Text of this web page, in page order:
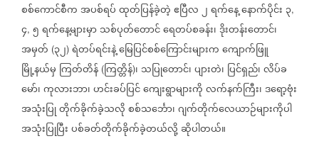
စစ်ကောင်စီကအပစ်ရပ်ထုတ်ပြန်ခဲ့တဲ့ဧပြီလ၂ရက်နေ့နောက်ပိုင်း ၃,
၄, ၅ရက်နေ့များမှာသစ်ပုတ်တောင်ရေတပ်စခန်း၊ဒိုးတန်းတောင်၊
အမှတ် (၃၂) ရဲတပ်ရင်းနဲ့မြေပြင်စစ်ကြောင်းများကကျောက်ဖြူ
မြို့နယ်မှ ကြတ်တိန် (ကြတ္တိန်)၊ သပြုတောင်၊ပျားတဲ၊ ပြင်ရှည်၊လိပ်ခ
မော်၊ကုလားဘာ၊ဟင်းခပ်ပြင်ကျေးရွာများကိုလက်နက်ကြီး၊ဒရော့ဗုံး
အသုံးပြုတိုက်ခိုက်ခဲ့သလိုစစ်သင်္ဘော၊ဂျက်တိုက်လေယာဉ်များကိုပါ
အသုံးပြုပြီးပစ်ခတ်တိုက်ခိုက်ခဲ့တယ်လို့ဆိုပါတယ်။